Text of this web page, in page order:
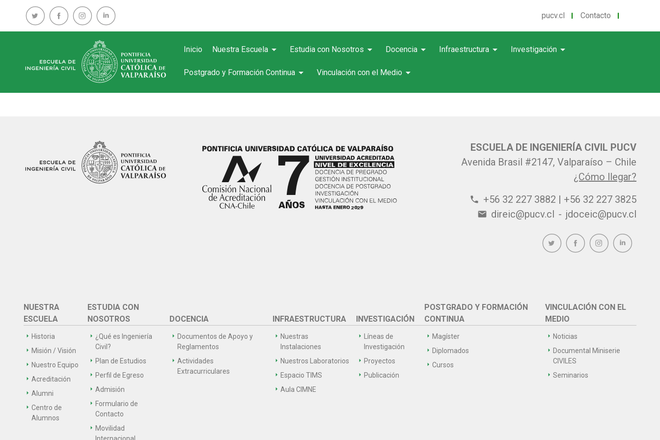
pucv.cl Contacto
Inicio Nuestra Escuela arrow_drop_down Estudia con Nosotros arrow_drop_down Docencia arrow_drop_down Infraestructura arrow_drop_down Investigación arrow_drop_down
Postgrado y Formación Continua arrow_drop_down Vinculación con el Medio arrow_drop_down
ESCUELA DE INGENIERÍA CIVIL PUCV
Avenida Brasil #2147, Valparaíso – Chile
¿Cómo llegar?
phone +56 32 227 3882 | +56 32 227 3825
email direic@pucv.cl - jdoceic@pucv.cl
NUESTRA
ESCUELA
Historia
Misión / Visión
Nuestro Equipo
Acreditación
Alumni
Centro de
Alumnos
ESTUDIA CON
NOSOTROS
¿Qué es Ingeniería
Civil?
Plan de Estudios
Perfil de Egreso
Admisión
Formulario de
Contacto
Movilidad
DOCENCIA
Documentos de Apoyo y
Reglamentos
Actividades
Extracurriculares
INFRAESTRUCTURA
Nuestras
Instalaciones
Nuestros Laboratorios
Espacio TIMS
Aula CIMNE
INVESTIGACIÓN
Líneas de
Investigación
Proyectos
Publicación
POSTGRADO Y FORMACIÓN
CONTINUA
Magíster
Diplomados
Cursos
VINCULACIÓN CON EL
MEDIO
Noticias
Documental Miniserie
CIVILES
Seminarios